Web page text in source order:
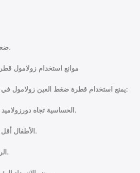
ضعف التحمل.
موانع استخدام زولامول قطرة
يمنع استخدام قطرة ضغط العين زولامول في الحالات الآتية:
الحساسية تجاه دورزولاميد أو تيمولول.
الأطفال أقل من عامين.
الربو الشعبي.